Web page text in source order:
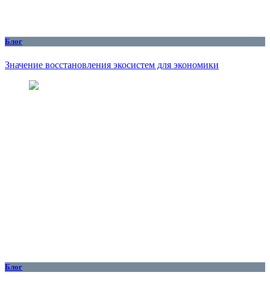
Блог
Значение восстановления экосистем для экономики
Блог